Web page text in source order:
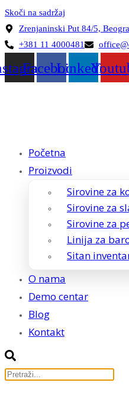
Skoči na sadržaj
Zrenjaninski Put 84/5,
+381 11 4000481
FacebookLinkedin
Početna
Proizvodi
Sirovine za
Sirovine za
Sirovine za
Linija za
Sitan
O nama
Demo centar
Blog
Kontakt